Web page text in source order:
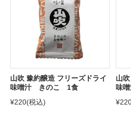
山吹 豫約醸造 フリーズドライ
味噌汁 きのこ 1食
¥220(税込)
山
味